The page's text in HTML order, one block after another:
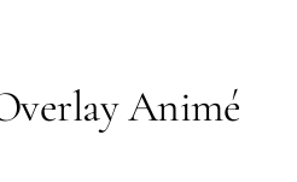
Animé